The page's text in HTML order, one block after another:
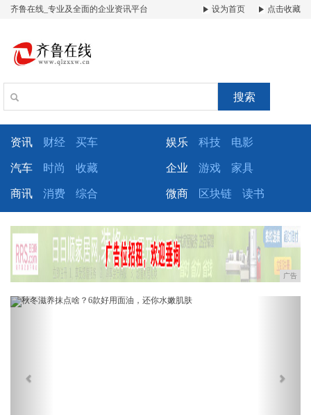
齐鲁在线_专业及全面的企业资讯平台 设为首页 点击收藏
搜索
资讯 财经 买车 娱乐 科技 电影
汽车 时尚 收藏 企业 游戏 家具
商讯 消费 综合 微商 区块链 读书
广告
Previous